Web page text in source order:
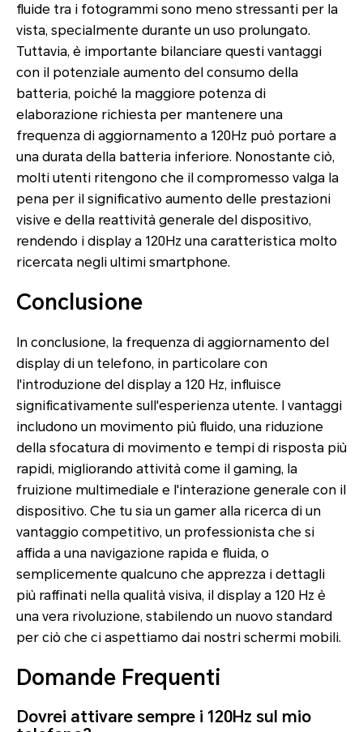
fluide tra i fotogrammi sono meno stressanti per la
vista, specialmente durante un uso prolungato.
Tuttavia, è importante bilanciare questi vantaggi
con il potenziale aumento del consumo della
batteria, poiché la maggiore potenza di
elaborazione richiesta per mantenere una
frequenza di aggiornamento a 120Hz può portare a
una durata della batteria inferiore. Nonostante ciò,
molti utenti ritengono che il compromesso valga la
pena per il significativo aumento delle prestazioni
visive e della reattività generale del dispositivo,
rendendo i display a 120Hz una caratteristica molto
ricercata negli ultimi smartphone.
Conclusione
In conclusione, la frequenza di aggiornamento del
display di un telefono, in particolare con
l'introduzione del display a 120 Hz, influisce
significativamente sull'esperienza utente. I vantaggi
includono un movimento più fluido, una riduzione
della sfocatura di movimento e tempi di risposta più
rapidi, migliorando attività come il gaming, la
fruizione multimediale e l'interazione generale con il
dispositivo. Che tu sia un gamer alla ricerca di un
vantaggio competitivo, un professionista che si
affida a una navigazione rapida e fluida, o
semplicemente qualcuno che apprezza i dettagli
più raffinati nella qualità visiva, il display a 120 Hz è
una vera rivoluzione, stabilendo un nuovo standard
per ciò che ci aspettiamo dai nostri schermi mobili.
Domande Frequenti
Dovrei attivare sempre i 120Hz sul mio